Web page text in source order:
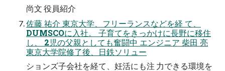
尚⽂ 役員紹介
佐藤 祐介 東京⼤学、フリーランスなどを経 て、
DUMSCOに⼊社。 ⼦育てをきっかけに⻑野に移住
し、 2児の⽗親としても奮闘中 エンジニア 柴⽥ 亮
東京⼤学院修了後、⽇鉄ソリュー
ションズ⼦会社を経て、妊活にも注 ⼒できる環境を